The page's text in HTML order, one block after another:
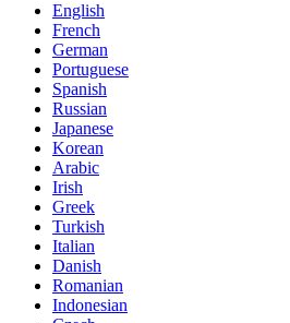
English
French
German
Portuguese
Spanish
Russian
Japanese
Korean
Arabic
Irish
Greek
Turkish
Italian
Danish
Romanian
Indonesian